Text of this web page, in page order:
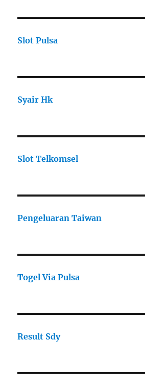
Slot Pulsa
Syair Hk
Slot Telkomsel
Pengeluaran Taiwan
Togel Via Pulsa
Result Sdy